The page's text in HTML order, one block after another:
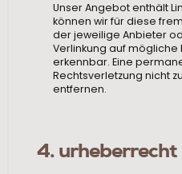
Unser Angebot enthält
können wir für diese
der jeweilige Anbieter
Verlinkung auf mögliche
erkennbar. Eine
Rechtsverletzung nicht
entfernen.
4. urheberrecht